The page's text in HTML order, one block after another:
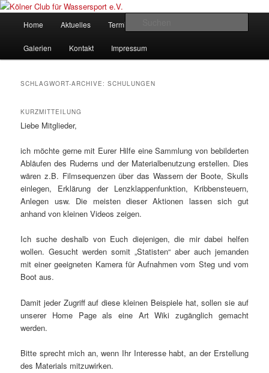
Zum
wechseln
Zum
wechselnKölner Club für Wassersport e.V.
gegründet 1907
Home Aktuelles Termine
Galerien Kontakt Impressum
SCHLAGWORT-ARCHIVE:SCHULUNGEN
KURZMITTEILUNG
Liebe Mitglieder,
ich möchte gerne mit Eurer Hilfe eine Sammlung von bebilderten
Abläufen des Ruderns und der Materialbenutzung erstellen. Dies
wären z.B. Filmsequenzen über das Wassern der Boote, Skulls
einlegen, Erklärung der Lenzklappenfunktion, Kribbensteuern,
Anlegen usw. Die meisten dieser Aktionen lassen sich gut
anhand von kleinen Videos zeigen.
Ich suche deshalb von Euch diejenigen, die mir dabei helfen
wollen. Gesucht werden somit „Statisten“ aber auch jemanden
mit einer geeigneten Kamera für Aufnahmen vom Steg und vom
Boot aus.
Damit jeder Zugriff auf diese kleinen Beispiele hat, sollen sie auf
unserer Home Page als eine Art Wiki zugänglich gemacht
werden.
Bitte sprecht mich an, wenn Ihr Interesse habt, an der Erstellung
des Materials mitzuwirken.